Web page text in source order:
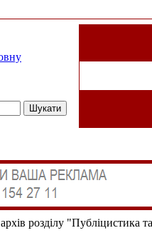
архів розділу "Публіцистика